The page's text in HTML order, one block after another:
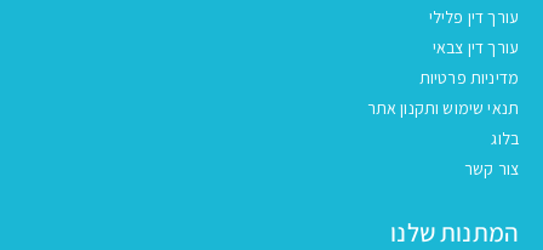
עורך דין פלילי
עורך דין צבאי
מדיניות פרטיות
תנאי שימוש ותקנון אתר
בלוג
צור קשר
המתנות שלנו